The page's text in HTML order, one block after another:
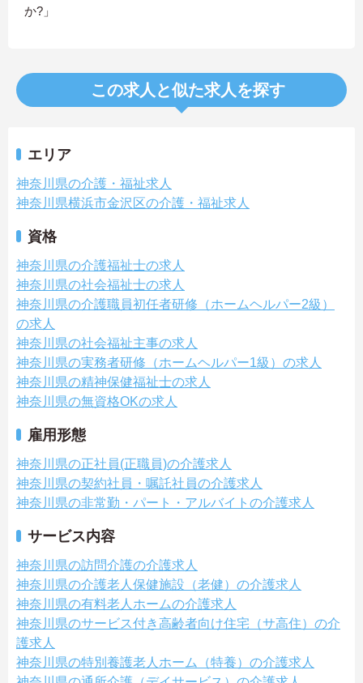
か?」
この求人と似た求人を探す
エリア
神奈川県の介護・福祉求人
神奈川県横浜市金沢区の介護・福祉求人
資格
神奈川県の介護福祉士の求人
神奈川県の社会福祉士の求人
神奈川県の介護職員初任者研修（ホームヘルパー2級）
の求人
神奈川県の社会福祉主事の求人
神奈川県の実務者研修（ホームヘルパー1級）の求人
神奈川県の精神保健福祉士の求人
神奈川県の無資格OKの求人
雇用形態
神奈川県の正社員(正職員)の介護求人
神奈川県の契約社員・嘱託社員の介護求人
神奈川県の非常勤・パート・アルバイトの介護求人
サービス内容
神奈川県の訪問介護の介護求人
神奈川県の介護老人保健施設（老健）の介護求人
神奈川県の有料老人ホームの介護求人
神奈川県のサービス付き高齢者向け住宅（サ高住）の介
護求人
神奈川県の特別養護老人ホーム（特養）の介護求人